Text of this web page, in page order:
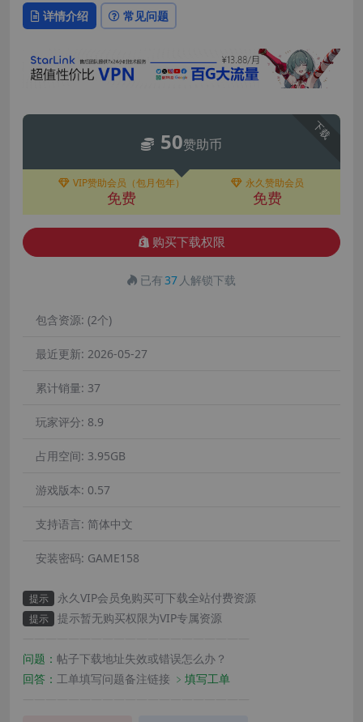
详情介绍 常见问题
下载
50赞助币
VIP赞助会员（包月包年）
免费
永久赞助会员
免费
购买下载权限
已有37 人解锁下载
包含资源: (2个)
最近更新: 2026-05-27
累计销量: 37
玩家评分: 8.9
占用空间: 3.95GB
游戏版本: 0.57
支持语言: 简体中文
安装密码: GAME158
提示 永久VIP会员免购买可下载全站付费资源
提示
提示暂无购买权限为VIP专属资源
问题： 帖子下载地址失效或错误怎么办？
回答： 工单填写问题备注链接 ﹥填写工单